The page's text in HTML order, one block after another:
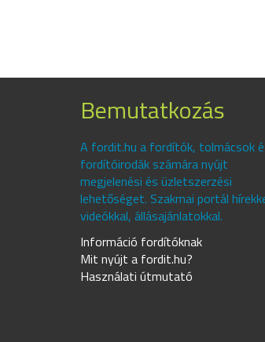
Bemutatkozás
A fordit.hu a fordítók, tolmácsok
fordítóirodák számára nyújt
megjelenési és üzletszerzési
lehetőséget. Szakmai portál
videókkal, állásajánlatokkal.
Információ fordítóknak
Mit nyújt a fordit.hu?
Használati útmutató